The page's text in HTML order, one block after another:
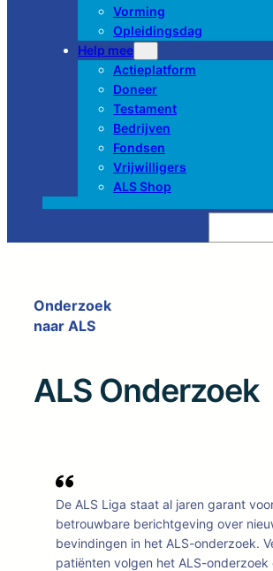
Vorming
Opleidingsdag
Help mee
Actieplatform
Doneer
Testament
Bedrijven
Fondsen
Vrijwilligers
ALS Shop
Z
e
Onderzoek
naar ALS
ALS Onderzoek
De ALS Liga staat al jaren garant
betrouwbare berichtgeving over
bevindingen in het ALS-onderzoek.
patiënten volgen het ALS-onderzoek